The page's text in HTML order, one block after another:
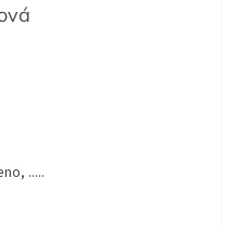
5 z 5 hvězdiček.
5 z 5 hvězdiček.
.....